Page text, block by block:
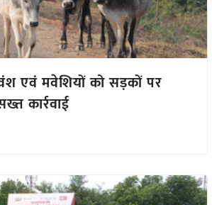
एवं मवेशियों को सड़कों पर
कार्रवाई